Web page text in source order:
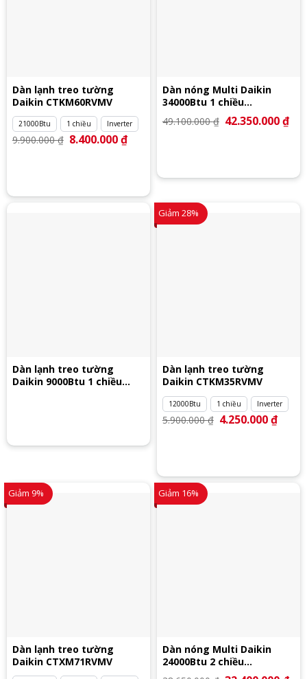
Dàn lạnh treo tường
Daikin CTKM60RVMV
21000Btu 1 chiều Inverter
9.900.000₫ Giá
gốc
8.400.000₫Giá
8.400.000 ₫.
Dàn nóng Multi Daikin
34000Btu 1 chiều
5MKM100RVMV
49.100.000₫ Giá
gốc
42.350.000₫Giá
Dàn lạnh treo tường
Daikin 9000Btu 1 chiều
Giảm 28%
Dàn lạnh treo tường
Daikin CTKM35RVMV
12000Btu 1 chiều Inverter
5.900.000₫ Giá
gốc
4.250.000₫Giá
Giảm 9%
Dàn lạnh treo tường
Daikin CTXM71RVMV
Giảm 16%
Dàn nóng Multi Daikin
24000Btu 2 chiều
4MXM68RVMV